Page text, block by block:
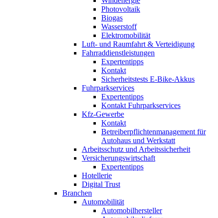
Photovoltaik
Biogas
Wasserstoff
Elektromobilität
Luft- und Raumfahrt & Verteidigung
Fahrraddienstleistungen
Expertentipps
Kontakt
Sicherheitstests E-Bike-Akkus
Fuhrparkservices
Expertentipps
Kontakt Fuhrparkservices
Kfz-Gewerbe
Kontakt
Betreiberpflichtenmanagement für
Autohaus und Werkstatt
Arbeitsschutz und Arbeitssicherheit
Versicherungswirtschaft
Expertentipps
Hotellerie
Digital Trust
Branchen
Automobilität
Automobilhersteller